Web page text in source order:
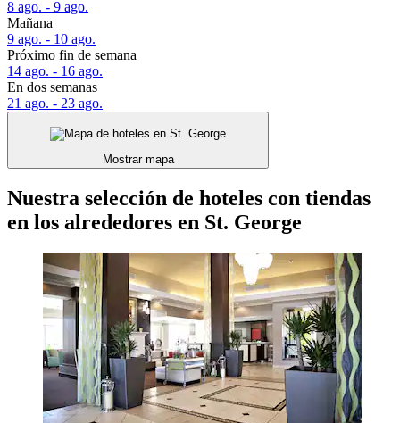
8 ago. - 9 ago.
Mañana
9 ago. - 10 ago.
Próximo fin de semana
14 ago. - 16 ago.
En dos semanas
21 ago. - 23 ago.
Mostrar mapa
Nuestra selección de hoteles con tiendas
en los alrededores en St. George